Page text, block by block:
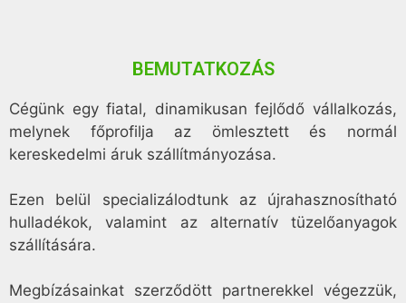
BEMUTATKOZÁS
Cégünk egy fiatal, dinamikusan fejlődő vállalkozás,
melynek főprofilja az ömlesztett és normál
kereskedelmi áruk szállítmányozása.
Ezen belül specializálodtunk az újrahasznosítható
hulladékok, valamint az alternatív tüzelőanyagok
szállítására.
Megbízásainkat szerződött partnerekkel végezzük,